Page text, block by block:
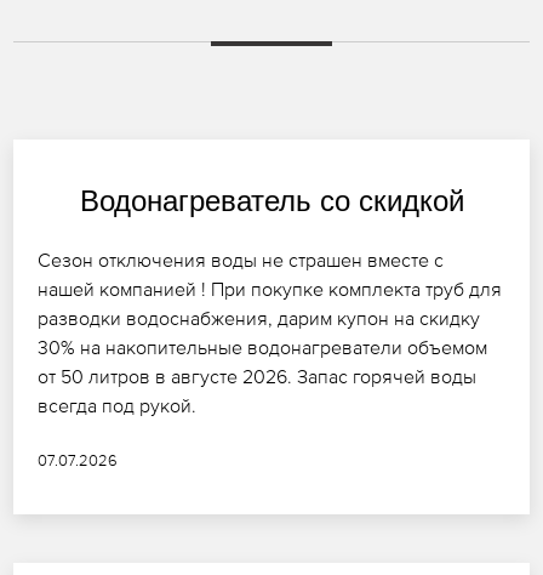
Водонагреватель со скидкой
Сезон отключения воды не страшен вместе с
нашей компанией ! При покупке комплекта труб для
разводки водоснабжения, дарим купон на скидку
30% на накопительные водонагреватели объемом
от 50 литров в августе 2026. Запас горячей воды
всегда под рукой.
07.07.2026